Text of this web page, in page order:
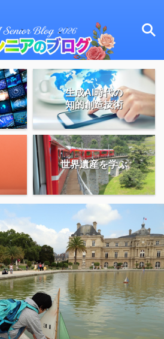
生成AI時代の
知的創造技術
世界遺産を学ぶ